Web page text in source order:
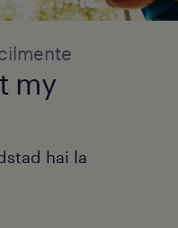
my
hai la